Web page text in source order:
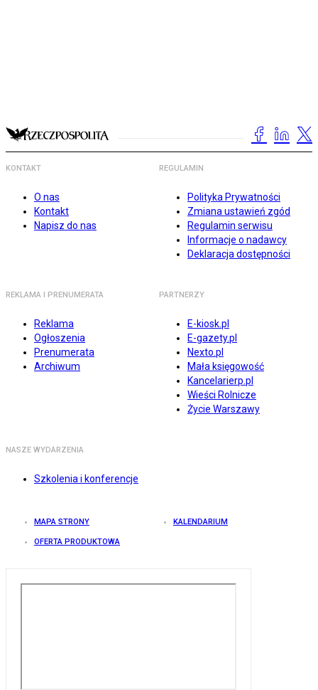
KONTAKT
O nas
Kontakt
Napisz do nas
REGULAMIN
Polityka Prywatności
Zmiana ustawień zgód
Regulamin serwisu
Informacje o nadawcy
Deklaracja dostępności
REKLAMA I PRENUMERATA
Reklama
Ogłoszenia
Prenumerata
Archiwum
PARTNERZY
E-kiosk.pl
E-gazety.pl
Nexto.pl
Mała księgowość
Kancelarierp.pl
Wieści Rolnicze
Życie Warszawy
NASZE WYDARZENIA
Szkolenia i konferencje
MAPA STRONY KALENDARIUM
OFERTA PRODUKTOWA